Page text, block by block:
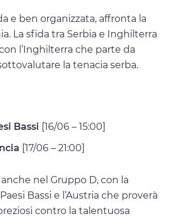
e ben organizzata, affronta la
La sfida tra Serbia e Inghilterra
l’Inghilterra che parte da
la tenacia serba.
Bassi [16/06 – 15:00]
[17/06 – 21:00]
nel Gruppo D, con la
Bassi e l’Austria che proverà
contro la talentuosa